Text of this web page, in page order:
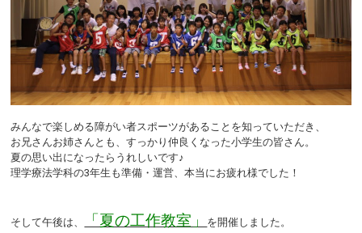
みんなで楽しめる障がい者スポーツがあることを知っていただき、
お兄さんお姉さんとも、すっかり仲良くなった小学生の皆さん。
夏の思い出になったらうれしいです♪
理学療法学科の3年生も準備・運営、本当にお疲れ様でした！
そして午後は、 「夏の工作教室」
を開催しました。